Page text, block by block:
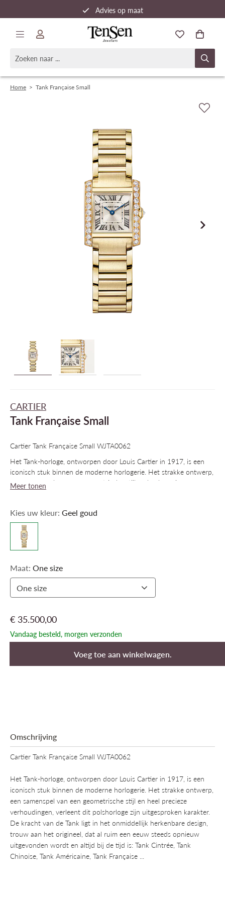
Advies op maat
Snelle verzending
Home > Tank Française Small
CARTIER
Tank Française Small
Cartier Tank Française Small WJTA0062
Het Tank-horloge, ontworpen door Louis Cartier in 1917, is een
iconisch stuk binnen de moderne horlogerie. Het strakke ontwerp,
een samenspel van een geometrische stijl en heel precieze
verhoudingen, verleent dit polshorloge zijn uitgesproken karakter.
trouw aan het origineel, dat al ruim een eeuw steeds opnieuw
uitgevonden wordt en altijd bij de tijd is: Tank Cintrée, Tank
Chinoise, Tank Américaine, Tank Française ...
Meer tonen
Kies uw kleur: Geel goud
Maat: One size
One size
€ 35.500,00
Vandaag besteld, morgen verzonden
Voeg toe aan winkelwagen.
Omschrijving
Cartier Tank Française Small WJTA0062
Het Tank-horloge, ontworpen door Louis Cartier in 1917, is een
iconisch stuk binnen de moderne horlogerie. Het strakke ontwerp,
een samenspel van een geometrische stijl en heel precieze
verhoudingen, verleent dit polshorloge zijn uitgesproken karakter.
De kracht van de Tank ligt in het onmiddellijk herkenbare design,
trouw aan het origineel, dat al ruim een eeuw steeds opnieuw
uitgevonden wordt en altijd bij de tijd is: Tank Cintrée, Tank
Chinoise, Tank Américaine, Tank Française ...